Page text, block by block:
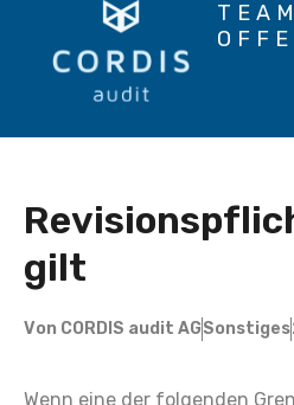
TEAM
gilt
Von CORDIS audit AGSonstiges
Wenn eine der folgenden